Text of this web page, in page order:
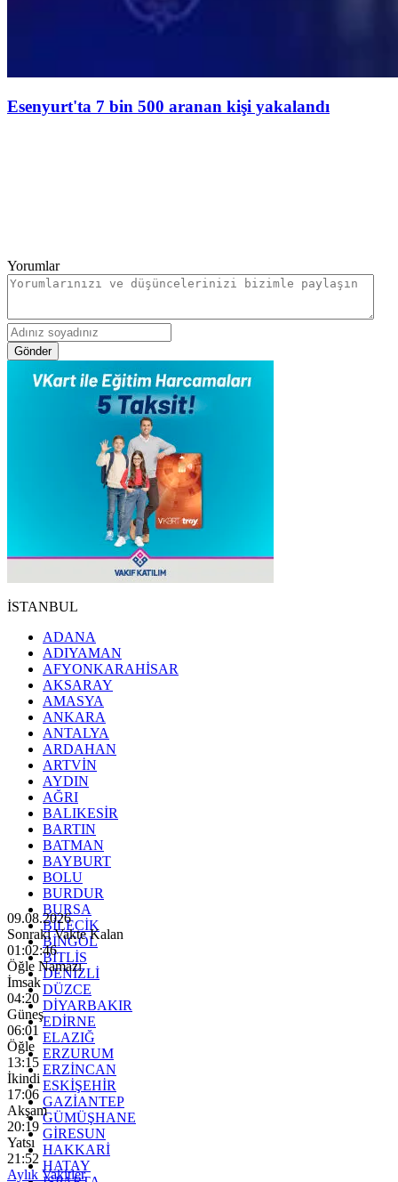
Esenyurt'ta 7 bin 500 aranan kişi yakalandı
Yorumlar
Gönder
İSTANBUL
ADANA
ADIYAMAN
AFYONKARAHİSAR
AKSARAY
AMASYA
ANKARA
ANTALYA
ARDAHAN
ARTVİN
AYDIN
AĞRI
BALIKESİR
BARTIN
BATMAN
BAYBURT
BOLU
BURDUR
BURSA
BİLECİK
BİNGÖL
BİTLİS
DENİZLİ
DÜZCE
DİYARBAKIR
EDİRNE
ELAZIĞ
ERZURUM
ERZİNCAN
ESKİŞEHİR
GAZİANTEP
GÜMÜŞHANE
GİRESUN
HAKKARİ
HATAY
09.08.2026
Sonraki Vakte Kalan
01:02:44
Öğle Namazı
İmsak
04:20
Güneş
06:01
Öğle
13:15
İkindi
17:06
Akşam
20:19
Yatsı
21:52
Aylık Vakitler